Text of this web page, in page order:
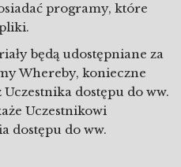
programy, które
będą udostępniane za
Whereby, konieczne
dostępu do ww.
Uczestnikowi
dostępu do ww.